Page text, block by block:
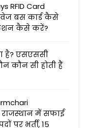
RFID Card
बस कार्ड कैसे
कैसे करें?
है? एसएससी
कौन सी होती हैं
राजस्थान में सफाई
पर भर्ती, 15